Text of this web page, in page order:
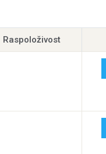
Raspoloživost